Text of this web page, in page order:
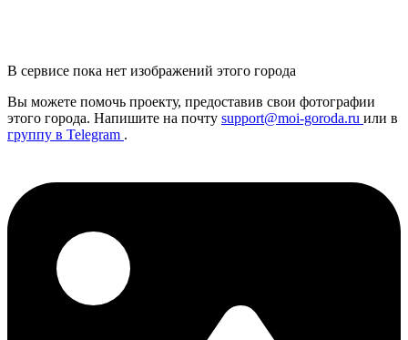
В сервисе пока нет изображений этого города
Вы можете помочь проекту, предоставив свои фотографии
этого города. Напишите на почту support@moi-goroda.ru или в
группу в Telegram .